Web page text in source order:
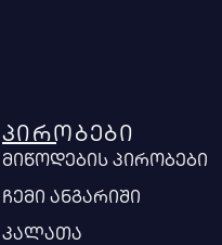
ᲞᲘᲠᲝᲑᲔᲑᲘ
მიწოდების პირობები
ჩემი ანგარიში
კალათა